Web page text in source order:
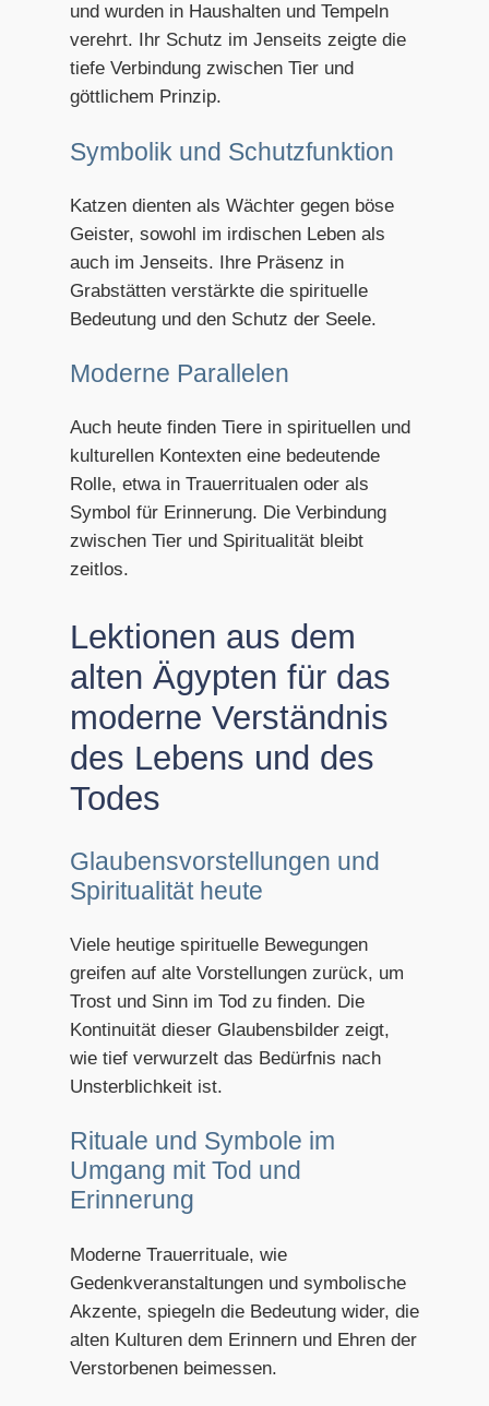
und wurden in Haushalten und Tempeln
verehrt. Ihr Schutz im Jenseits zeigte die
tiefe Verbindung zwischen Tier und
göttlichem Prinzip.
Symbolik und Schutzfunktion
Katzen dienten als Wächter gegen böse
Geister, sowohl im irdischen Leben als
auch im Jenseits. Ihre Präsenz in
Grabstätten verstärkte die spirituelle
Bedeutung und den Schutz der Seele.
Moderne Parallelen
Auch heute finden Tiere in spirituellen und
kulturellen Kontexten eine bedeutende
Rolle, etwa in Trauerritualen oder als
Symbol für Erinnerung. Die Verbindung
zwischen Tier und Spiritualität bleibt
zeitlos.
Lektionen aus dem
alten Ägypten für das
moderne Verständnis
des Lebens und des
Todes
Glaubensvorstellungen und
Spiritualität heute
Viele heutige spirituelle Bewegungen
greifen auf alte Vorstellungen zurück, um
Trost und Sinn im Tod zu finden. Die
Kontinuität dieser Glaubensbilder zeigt,
wie tief verwurzelt das Bedürfnis nach
Unsterblichkeit ist.
Rituale und Symbole im
Umgang mit Tod und
Erinnerung
Moderne Trauerrituale, wie
Gedenkveranstaltungen und symbolische
Akzente, spiegeln die Bedeutung wider, die
alten Kulturen dem Erinnern und Ehren der
Verstorbenen beimessen.